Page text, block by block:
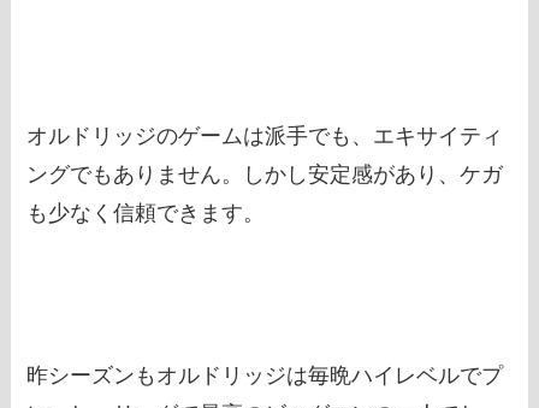
オルドリッジのゲームは派手でも、エキサイティ
ングでもありません。しかし安定感があり、ケガ
も少なく信頼できます。
昨シーズンもオルドリッジは毎晩ハイレベルでプ